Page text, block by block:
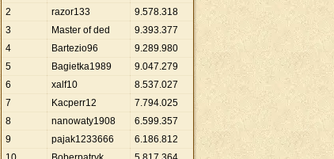
2
razor133 9.578.318
3
Master of ded 9.393.377
4
Bartezio96 9.289.980
5
Bagietka1989 9.047.279
6
xalf10 8.537.027
7
Kacperr12 7.794.025
8
nanowaty1908 6.599.357
9
pajak1233666 6.186.812